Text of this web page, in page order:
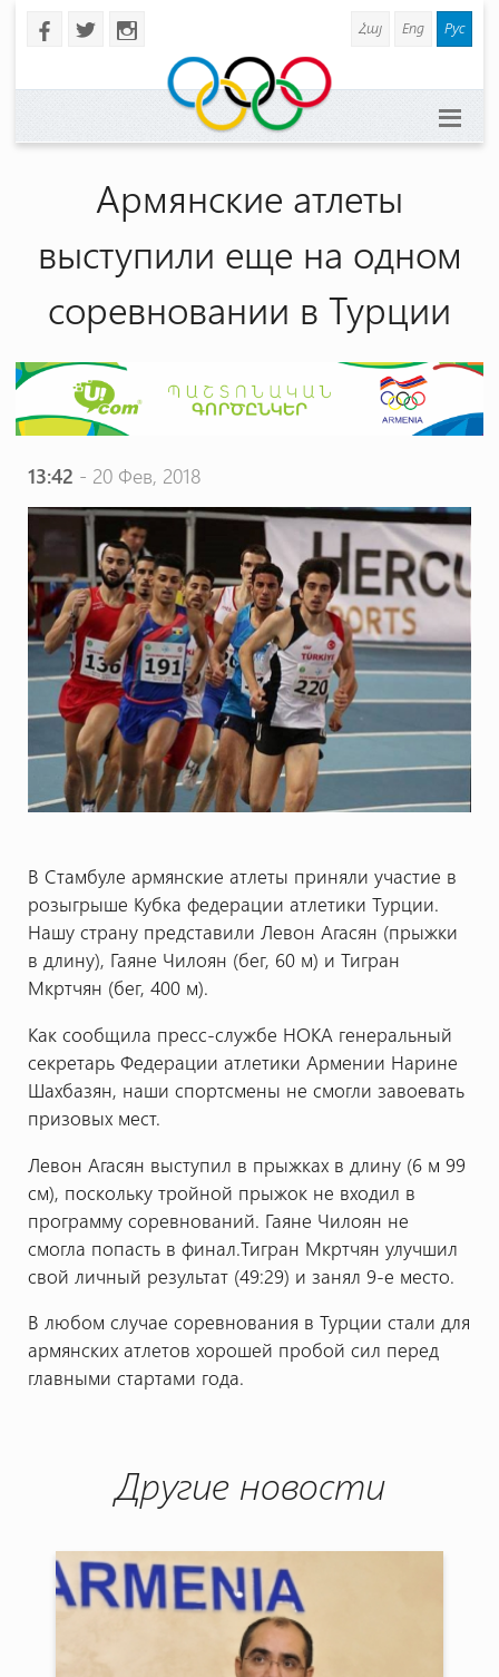
b a x Հայ Eng Рус
Армянские атлеты
выступили еще на одном
соревновании в Турции
13:42 - 20 Фев, 2018
В Стамбуле армянские атлеты приняли участие в
розыгрыше Кубка федерации атлетики Турции.
Нашу страну представили Левон Агасян (прыжки
в длину), Гаяне Чилоян (бег, 60 м) и Тигран
Мкртчян (бег, 400 м).
Как сообщила пресс-службе НОКА генеральный
секретарь Федерации атлетики Армении Нарине
Шахбазян, наши спортсмены не смогли завоевать
призовых мест.
Левон Агасян выступил в прыжках в длину (6 м 99
см), поскольку тройной прыжок не входил в
программу соревнований. Гаяне Чилоян не
смогла попасть в финал.Тигран Мкртчян улучшил
свой личный результат (49:29) и занял 9-е место.
В любом случае соревнования в Турции стали для
армянских атлетов хорошей пробой сил перед
главными стартами года.
Другие новости